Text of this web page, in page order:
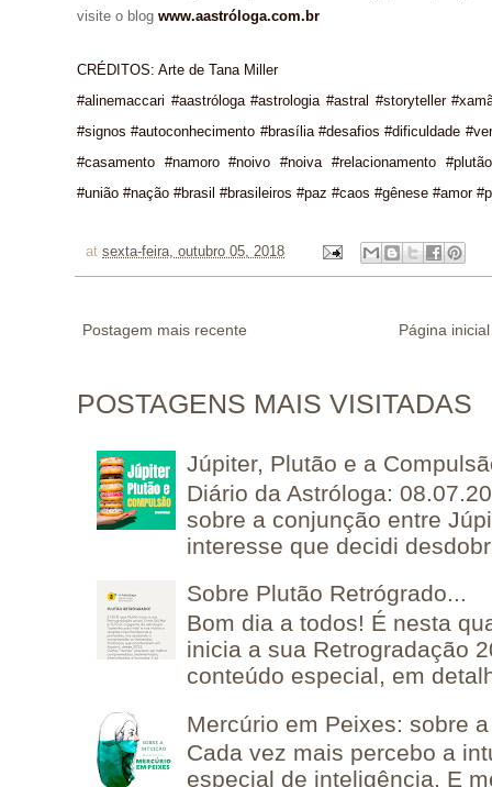
visite o blog www.aastróloga.com.br
CRÉDITOS: Arte de Tana Miller
#alinemaccari #aastróloga #astrologia #astral #storyteller
#signos #autoconhecimento #brasília #desafios #dificuldade
#casamento #namoro #noivo #noiva #relacionamento
#união #nação #brasil #brasileiros #paz #caos #gênese #amor
at sexta-feira, outubro 05, 2018
Postagem mais recente Página inicial
POSTAGENS MAIS VISITADAS
Júpiter, Plutão e a
Diário da Astróloga:
sobre a conjunção entre
interesse que decidi
Sobre Plutão Retrógrado...
Bom dia a todos! É nesta
inicia a sua Retrogradação
conteúdo especial, em
Mercúrio em Peixes: sobre
Cada vez mais percebo a
especial de inteligência. E